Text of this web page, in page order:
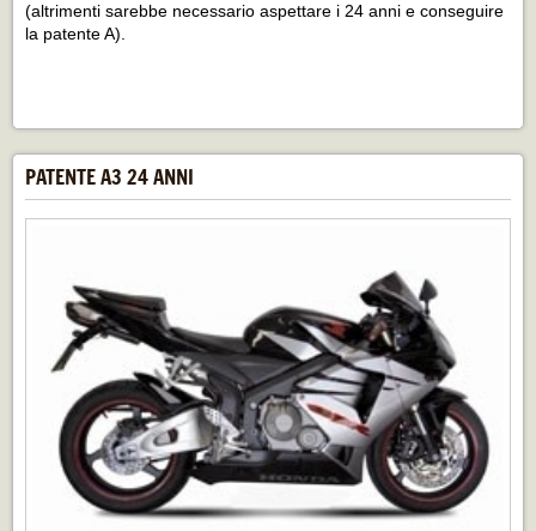
(altrimenti sarebbe necessario aspettare i 24 anni e conseguire
la patente A).
PATENTE A3 24 ANNI